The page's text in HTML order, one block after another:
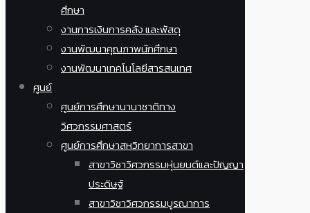
ศึกษา
งานการเงินการคลัง และพัสดุ
งานพัฒนาคุณภาพนักศึกษา
งานพัฒนาเทคโนโลยีสารสนเทศ
ศูนย์
ศูนย์การศึกษานานาชาติทาง
วิศวกรรมศาสตร์
ศูนย์การศึกษาสหวิทยาการสาขา
สาขาวิชาวิศวกรรมหุ่นยนต์และปัญญา
ประดิษฐ์
สาขาวิชาวิศวกรรมบูรณาการ